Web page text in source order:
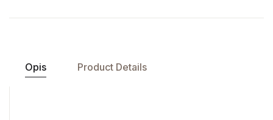
Opis Product Details